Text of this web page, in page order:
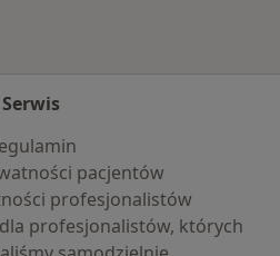
Serwis
pacjentów
profesjonalistów
profesjonalistów, których